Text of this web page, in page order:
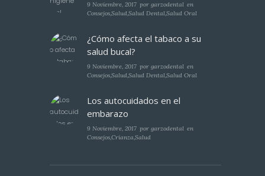
9 Noviembre, 2017 porgarzodental en
Consejos,Salud,Salud Dental,Salud Oral
¿Cómo afecta el tabaco a su
salud bucal?
9 Noviembre, 2017 porgarzodental en
Consejos,Salud,Salud Dental,Salud Oral
Los autocuidados en el
embarazo
9 Noviembre, 2017 porgarzodental en
Consejos,Crianza,Salud